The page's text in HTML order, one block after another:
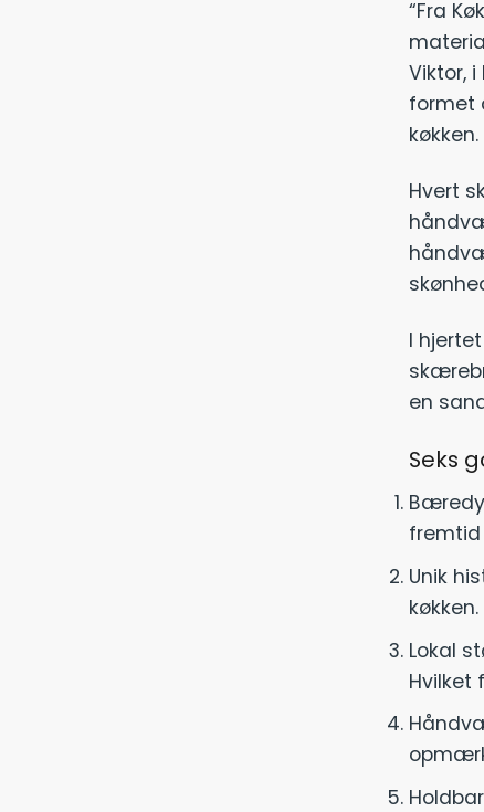
“Fra
Viktor,
formet
køkken.
Hvert
I
en
Seks
Unik
Lokal
Hvilket